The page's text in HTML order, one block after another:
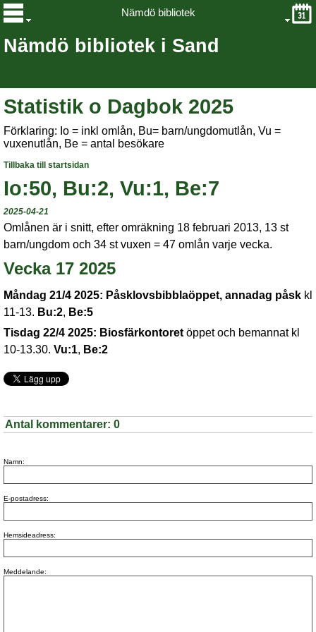
Nämdö bibliotek i Sand
Nämdö bibliotek
Statistik o Dagbok 2025
Förklaring: Io = inkl omlån, Bu= barn/ungdomutlån, Vu =
vuxenutlån, Be = antal besökare
Tillbaka till startsidan
Io:50, Bu:2, Vu:1, Be:7
2025-04-21
Omlånen är i snitt, efter omräkning 18 februari 2013, 13 st
barn/ungdom och 34 st vuxen = 47 omlån varje vecka.
Vecka 17 2025
Måndag 21/4 2025: Påsklovsbibblaöppet, annadag påsk kl
11-13. Bu:2, Be:5
Tisdag 22/4 2025: Biosfärkontoret öppet och bemannat kl
10-13.30. Vu:1, Be:2
Antal kommentarer: 0
Namn:
E-postadress:
Hemsideadress:
Meddelande: